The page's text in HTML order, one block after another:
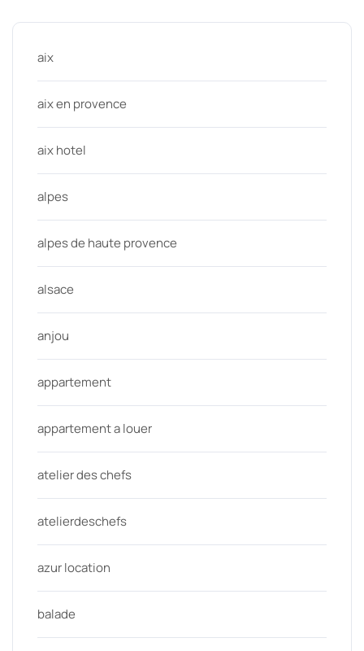
aix
aix en provence
aix hotel
alpes
alpes de haute provence
alsace
anjou
appartement
appartement a louer
atelier des chefs
atelierdeschefs
azur location
balade